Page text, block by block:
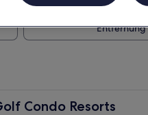
7. Aug. - 9.
Entfernung
Condo Resorts
Resorts